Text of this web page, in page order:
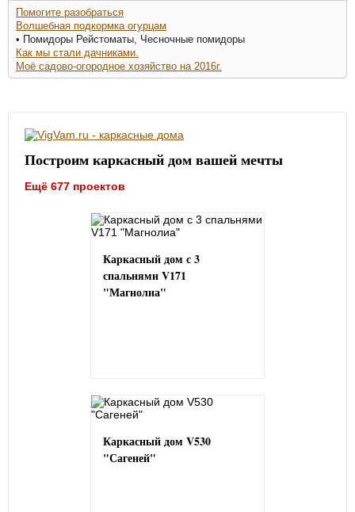
Помогите разобраться
Волшебная подкормка огурцам
• Помидоры Рейстоматы, Чесночные помидоры
Как мы стали дачниками.
Моё садово-огородное хозяйство на 2016г.
Построим каркасный дом вашей мечты
Ещё 677 проектов
Каркасный дом с 3
спальнями V171
"Магнолиа"
Каркасный дом V530
"Сагеней"